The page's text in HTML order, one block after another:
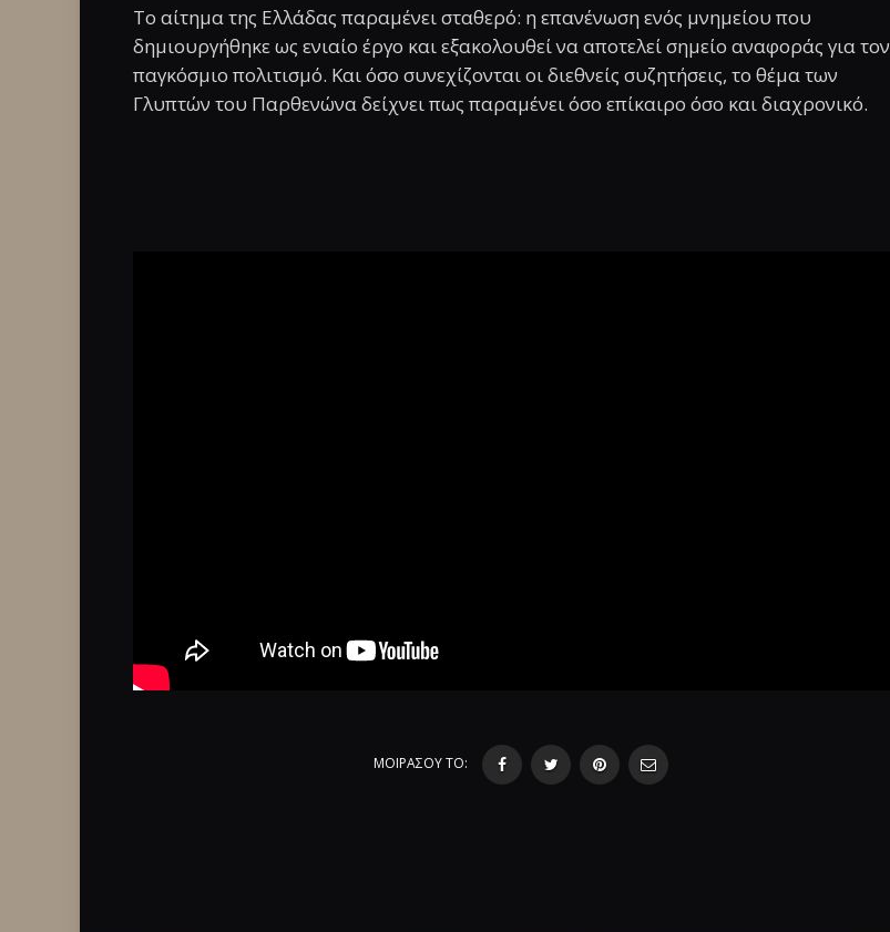
Το αίτημα της Ελλάδας παραμένει σταθερό: η επανένωση ενός μνημείου που
δημιουργήθηκε ως ενιαίο έργο και εξακολουθεί να αποτελεί σημείο αναφοράς για τον
παγκόσμιο πολιτισμό. Και όσο συνεχίζονται οι διεθνείς συζητήσεις, το θέμα των
Γλυπτών του Παρθενώνα δείχνει πως παραμένει όσο επίκαιρο όσο και διαχρονικό.
ΜΟΙΡΑΣΟΥ ΤΟ: